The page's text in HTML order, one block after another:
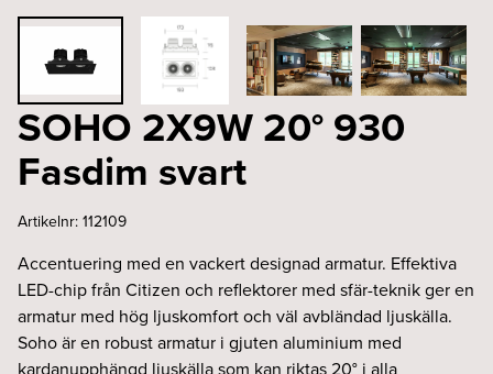
SOHO 2X9W 20° 930
Fasdim svart
Artikelnr: 112109
Accentuering med en vackert designad armatur. Effektiva
LED-chip från Citizen och reflektorer med sfär-teknik ger en
armatur med hög ljuskomfort och väl avbländad ljuskälla.
Soho är en robust armatur i gjuten aluminium med
kardanupphängd ljuskälla som kan riktas 20° i alla